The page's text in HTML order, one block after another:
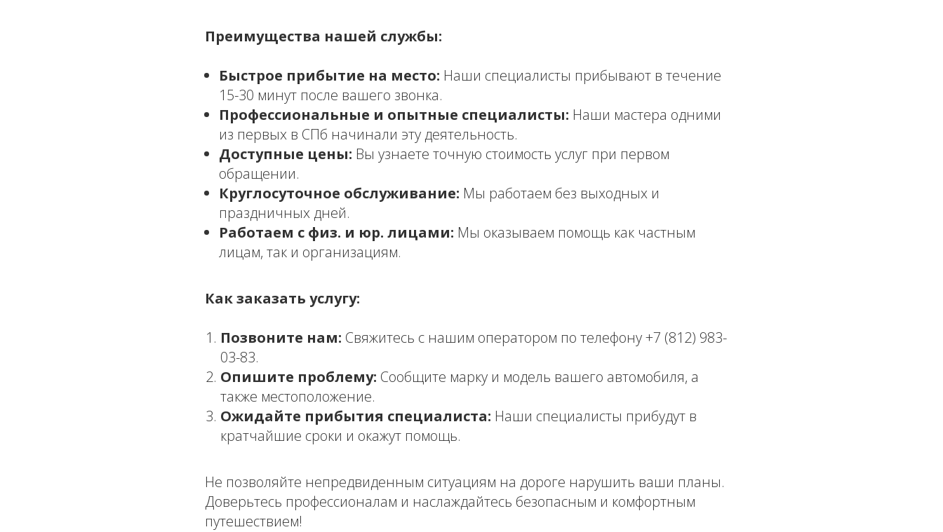
Преимущества нашей службы:
Быстрое прибытие на место: Наши специалисты прибывают в течение
15-30 минут после вашего звонка.
Профессиональные и опытные специалисты: Наши мастера одними
из первых в СПб начинали эту деятельность.
Доступные цены: Вы узнаете точную стоимость услуг при первом
обращении.
Круглосуточное обслуживание: Мы работаем без выходных и
праздничных дней.
Работаем с физ. и юр. лицами: Мы оказываем помощь как частным
лицам, так и организациям.
Как заказать услугу:
Позвоните нам: Свяжитесь с нашим оператором по телефону +7 (812) 983-
03-83.
Опишите проблему: Сообщите марку и модель вашего автомобиля, а
также местоположение.
Ожидайте прибытия специалиста: Наши специалисты прибудут в
кратчайшие сроки и окажут помощь.
Не позволяйте непредвиденным ситуациям на дороге нарушить ваши планы.
Доверьтесь профессионалам и наслаждайтесь безопасным и комфортным
путешествием!